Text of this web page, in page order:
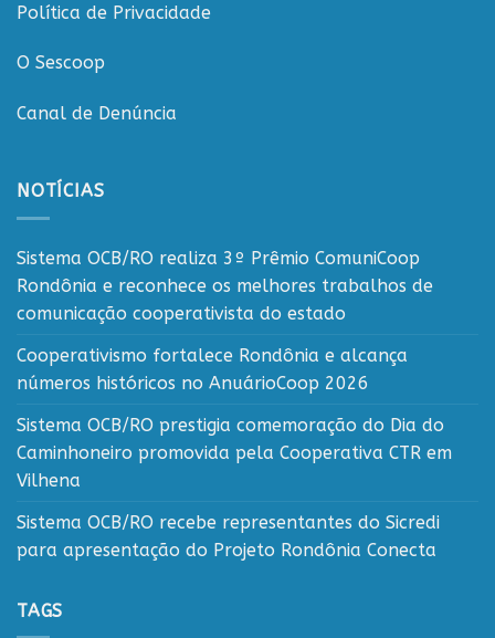
Política de Privacidade
O Sescoop
Canal de Denúncia
NOTÍCIAS
Sistema OCB/RO realiza 3º Prêmio ComuniCoop
Rondônia e reconhece os melhores trabalhos de
comunicação cooperativista do estado
Cooperativismo fortalece Rondônia e alcança
números históricos no AnuárioCoop 2026
Sistema OCB/RO prestigia comemoração do Dia do
Caminhoneiro promovida pela Cooperativa CTR em
Vilhena
Sistema OCB/RO recebe representantes do Sicredi
para apresentação do Projeto Rondônia Conecta
TAGS